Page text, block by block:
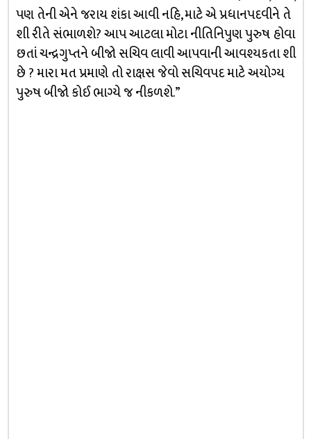
પણ તેની એને જરાય શંકા આવી નહિ, માટે એ પ્રધાનપદવીને તે
શી રીતે સંભાળશે? આપ આટલા મોટા નીતિનિપુણ પુરુષ હોવા
છતાં ચન્દ્રગુપ્તને બીજો સચિવ લાવી આપવાની આવશ્યકતા શી
છે ? મારા મત પ્રમાણે તો રાક્ષસ જેવો સચિવપદ માટે અયોગ્ય
પુરુષ બીજો કોઈ ભાગ્યે જ નીકળશે.”